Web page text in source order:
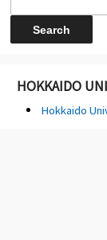
HOKKAIDO
Hokkaido